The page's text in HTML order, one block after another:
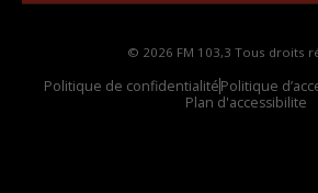
© 2026 FM 103,3 Tous droits
Politique de confidentialitéPolitique
Plan d'accessibilite